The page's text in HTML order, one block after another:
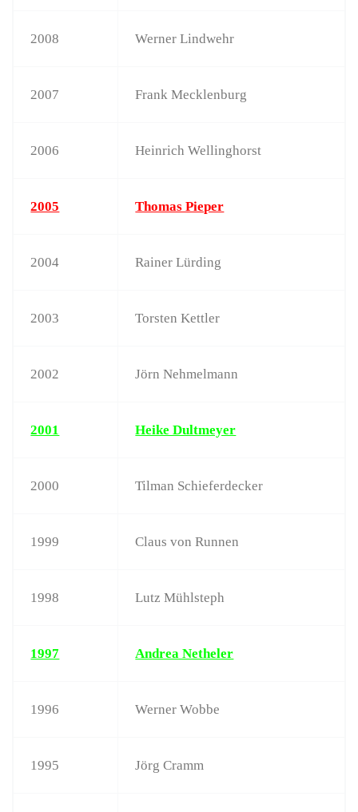
2008 Werner Lindwehr
2007 Frank Mecklenburg
2006 Heinrich Wellinghorst
2005 Thomas Pieper
2004 Rainer Lürding
2003 Torsten Kettler
2002 Jörn Nehmelmann
2001 Heike Dultmeyer
2000 Tilman Schieferdecker
1999 Claus von Runnen
1998 Lutz Mühlsteph
1997 Andrea Netheler
1996 Werner Wobbe
1995 Jörg Cramm